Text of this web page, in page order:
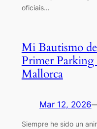
oficiais…
Mi Bautismo
Primer
Mallorca
Mar 12, 2026
Siempre he sido un